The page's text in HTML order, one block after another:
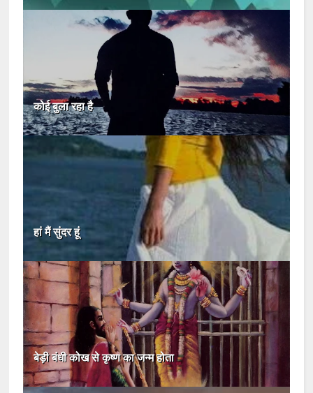
कोई बुला रहा है
हां मैं सुंदर हूं
बेड़ी बंधी कोख से कृष्ण का जन्म होता